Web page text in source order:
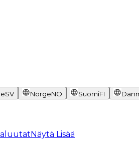
SV NorgeNO SuomiFI
Näytä Lisää